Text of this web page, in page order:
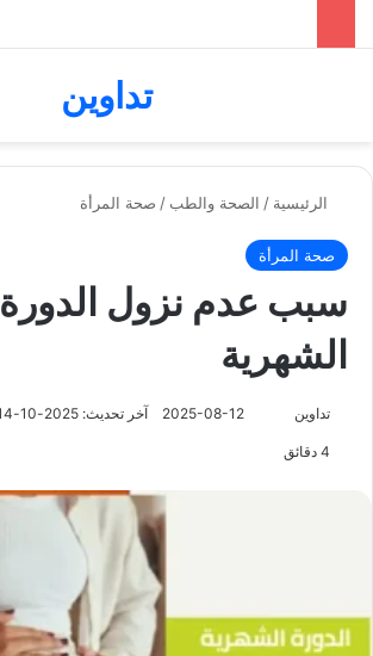
تداوين
الرئيسية / الصحة والطب / صحة المرأة
صحة المرأة
سبب عدم نزول الدورة
الشهرية
تداوين 2025-08-12 آخر تحديث: 2025-10-14